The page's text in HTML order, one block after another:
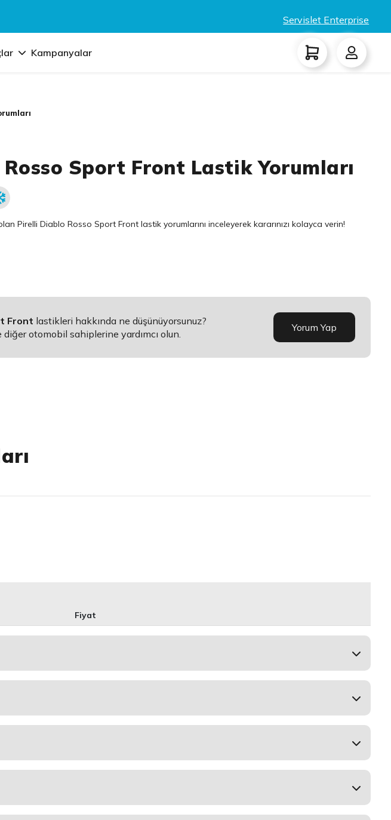
Servislet Enterprise
Kampanyalar
Sport Front Lastik Yorumları
Pirelli Diablo Rosso Sport Front lastik yorumlarını inceleyerek kararınızı kolayca verin!
Front lastikleri hakkında ne düşünüyorsunuz?
otomobil sahiplerine yardımcı olun.
Yorum Yap
Fiyat